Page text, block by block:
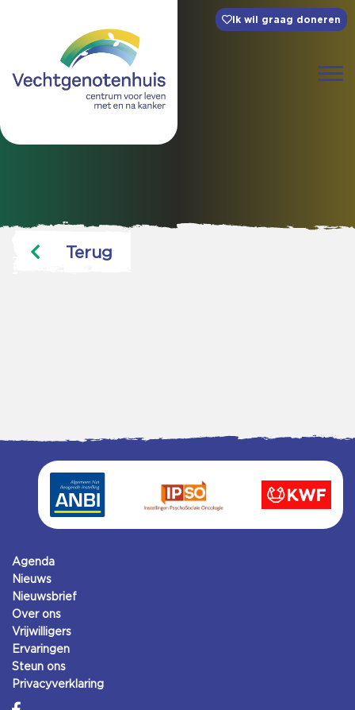
Ik wil graag doneren
Terug
Agenda
Nieuws
Nieuwsbrief
Over ons
Vrijwilligers
Ervaringen
Steun ons
Privacyverklaring